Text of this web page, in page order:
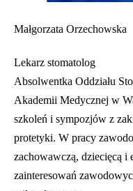
Małgorzata Orzechowska
Lekarz stomatolog
Absolwentka Oddziału
Akademii Medycznej w
szkoleń i sympozjów z
protetyki. W pracy
zachowawczą, dziecięcą i
zainteresowań